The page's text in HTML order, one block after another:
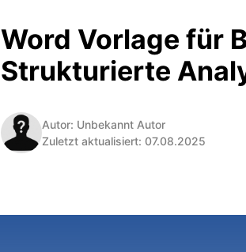
Word Vorlage für
Strukturierte
Autor: Unbekannt Autor
Zuletzt aktualisiert: 07.08.2025